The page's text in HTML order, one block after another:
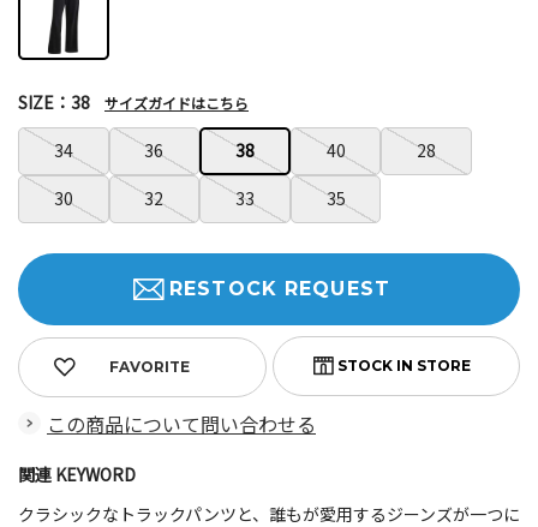
34 36 38 40
28
30
32 33 35
SIZE：38 サイズガイドはこちら
FAVORITE
RESTOCK REQUEST
この商品について問い合わせる
関連 KEYWORD
クラシックなトラックパンツと、誰もが愛用するジーンズが一つに